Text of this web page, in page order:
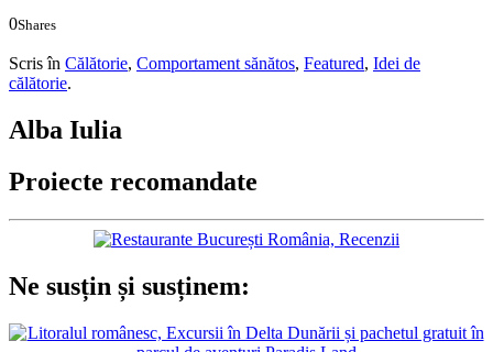
0Shares
Scris în Călătorie, Comportament sănătos, Featured, Idei de
călătorie.
Alba Iulia
Proiecte recomandate
Ne susțin și susținem: